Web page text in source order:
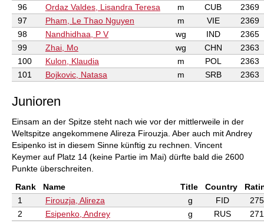
96
Ordaz Valdes, Lisandra Teresa m CUB
2369
97
Pham, Le Thao Nguyen m VIE
2369
98
Nandhidhaa, P V wg IND
2365
99
Zhai, Mo wg CHN
2363
100
Kulon, Klaudia m POL
2363
101
Bojkovic, Natasa m SRB 2363
Junioren
Einsam an der Spitze steht nach wie vor der mittlerweile in der
Weltspitze angekommene Alireza Firouzja. Aber auch mit Andrey
Esipenko ist in diesem Sinne künftig zu rechnen. Vincent
Keymer auf Platz 14 (keine Partie im Mai) dürfte bald die 2600
Punkte überschreiten.
Rank
Name Title Country
1
Firouzja, Alireza g FID
2
Esipenko, Andrey g RUS